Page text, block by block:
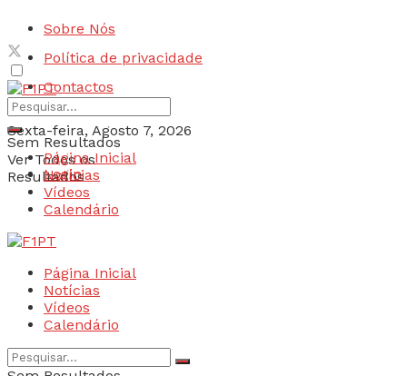
Sobre Nós
Política de privacidade
Contactos
Sexta-feira, Agosto 7, 2026
Login
Sem Resultados
Ver Todos os
Resultados
Página Inicial
Notícias
Vídeos
Calendário
Página Inicial
Notícias
Vídeos
Calendário